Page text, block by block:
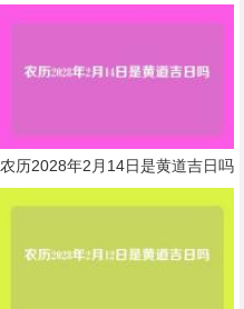
农历2028年2月14日是黄道吉日吗